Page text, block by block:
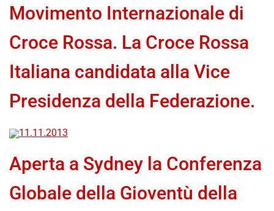
Movimento Internazionale di
Croce Rossa. La Croce Rossa
Italiana candidata alla Vice
Presidenza della Federazione.
11.11.2013
Aperta a Sydney la Conferenza
Globale della Gioventù della